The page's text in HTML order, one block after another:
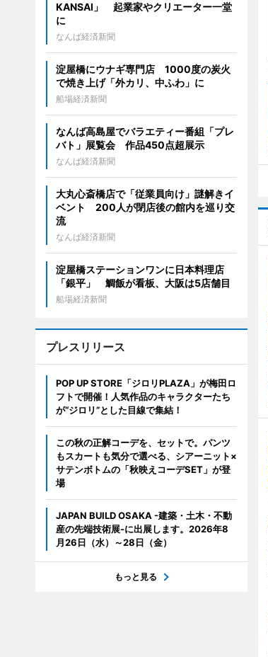
KANSAI」 起業家やクリエーター一堂
に
なんば経済新聞
淀屋橋にウナギ専門店 1000度の炭火
で焼き上げ「外カリ、中ふわ」に
船場経済新聞
なんば高島屋でバラエティー番組「プレ
バト」展覧会 作品450点超展示
なんば経済新聞
大丸心斎橋店で「従業員向け」謎解きイ
ベント 200人が閉店後の館内を巡り交
流
なんば経済新聞
淀屋橋ステーションワンに日本料理店
「銀平」 鯛飯が看板、大阪は5店舗目
船場経済新聞
プレスリリース
POP UP STORE「ジロリPLAZA」が梅田ロ
フトで開催！人気作品のキャラクターたち
が“ジロリ”とした目線で集結！
この秋の正解コーデを、セットで。パンツ
もスカートも気分で選べる、シアーニット×
サテンボトムの「秋映えコーデSET」が登
場
JAPAN BUILD OSAKA -建築・土木・不動
産の先端技術展-に出展します。2026年8
月26日（水）～28日（金）
もっと見る